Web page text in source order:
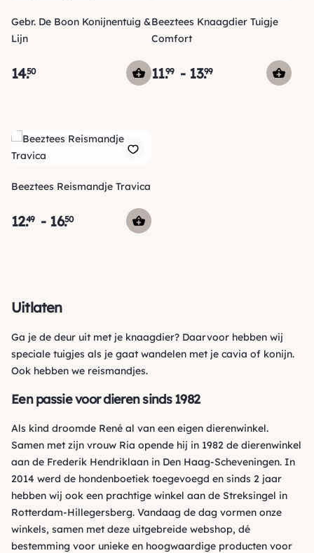
Gebr. De Boon Konijnentuig &
Lijn
14.50
Beeztees Knaagdier Tuigje
Comfort
11.99 - 13.99
Beeztees Reismandje Travica
12.49 - 16.50
Uitlaten
Ga je de deur uit met je knaagdier? Daarvoor hebben wij
speciale tuigjes als je gaat wandelen met je cavia of konijn.
Ook hebben we reismandjes.
Een passie voor dieren sinds 1982
Als kind droomde René al van een eigen dierenwinkel.
Samen met zijn vrouw Ria opende hij in 1982 de dierenwinkel
aan de Frederik Hendriklaan in Den Haag-Scheveningen. In
2014 werd de hondenboetiek toegevoegd en sinds 2 jaar
hebben wij ook een prachtige winkel aan de Streksingel in
Rotterdam-Hillegersberg. Vandaag de dag vormen onze
winkels, samen met deze uitgebreide webshop, dé
bestemming voor unieke en hoogwaardige producten voor